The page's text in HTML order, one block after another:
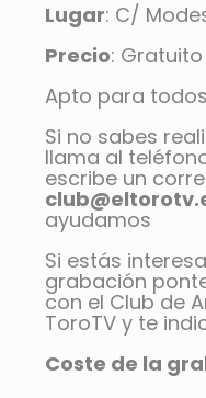
Lugar: C/
Precio: Gratuito
Apto para
Si no sabes
llama al
escribe un
ayudamos
Si estás
grabación
con el Club de
ToroTV y te
Coste de la